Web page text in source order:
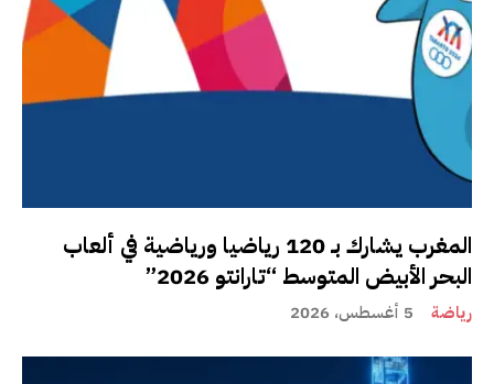
المغرب يشارك بـ 120 رياضيا ورياضية في ألعاب
البحر الأبيض المتوسط “تارانتو 2026”
رياضة 5 أغسطس، 2026